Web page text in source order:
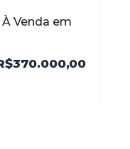
no Centro à